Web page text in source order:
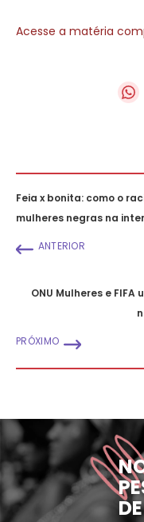
Acesse a matéria
Feia x bonita: como o
mulheres negras na
ANTERIOR
ONU Mulheres e
PRÓXIMO